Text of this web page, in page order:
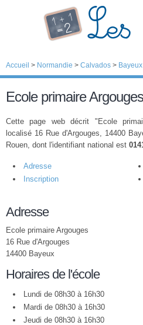
Accueil > Normandie > Calvados > Bayeux
Ecole primaire Argouges
Cette page web décrit "Ecole
localisé 16 Rue d'Argouges, 14400
Rouen, dont l'identifiant national est
Adresse
Inscription
Adresse
Ecole primaire Argouges
16 Rue d'Argouges
14400 Bayeux
Horaires de l'école
Lundi de 08h30 à 16h30
Mardi de 08h30 à 16h30
Jeudi de 08h30 à 16h30